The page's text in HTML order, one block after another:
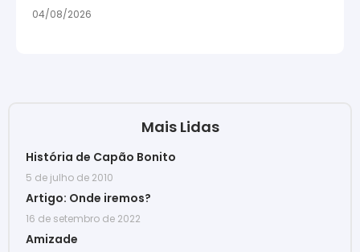
04/08/2026
Mais Lidas
História de Capão Bonito
5 de julho de 2010
Artigo: Onde iremos?
16 de setembro de 2022
Amizade